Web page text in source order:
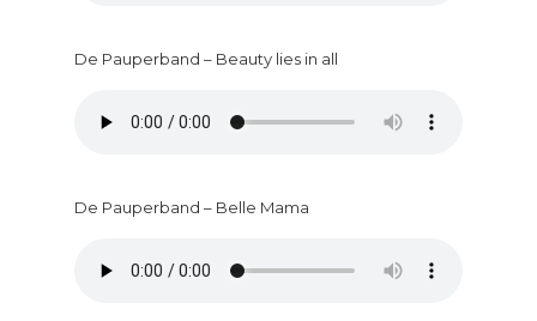
De Pauperband – Beauty lies in all
De Pauperband – Belle Mama